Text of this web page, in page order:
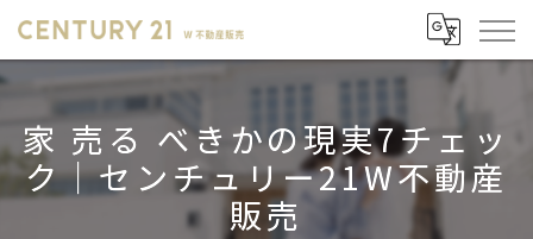
家 売る べきかの現実7チェッ
ク｜センチュリー21W不動産
販売